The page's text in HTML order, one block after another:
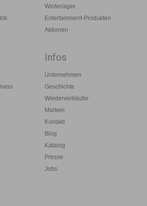
Winterlager
Entertainment-Produkten
Aktionen
Infos
Unternehmen
Geschichte
Wiederverkäufer
Marken
Kontakt
Blog
Katalog
Presse
Jobs